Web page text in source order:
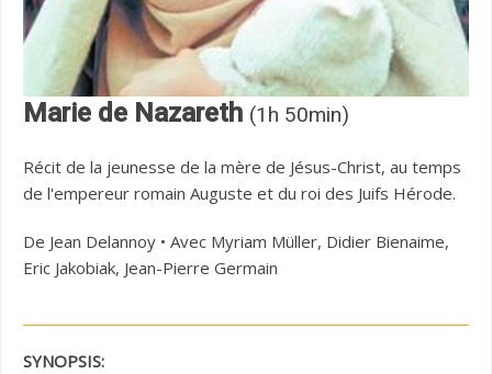
Marie de Nazareth (1h 50min)
Récit de la jeunesse de la mère de Jésus-Christ, au temps
de l'empereur romain Auguste et du roi des Juifs Hérode.
De Jean Delannoy • Avec Myriam Müller, Didier Bienaime,
Eric Jakobiak, Jean-Pierre Germain
SYNOPSIS: